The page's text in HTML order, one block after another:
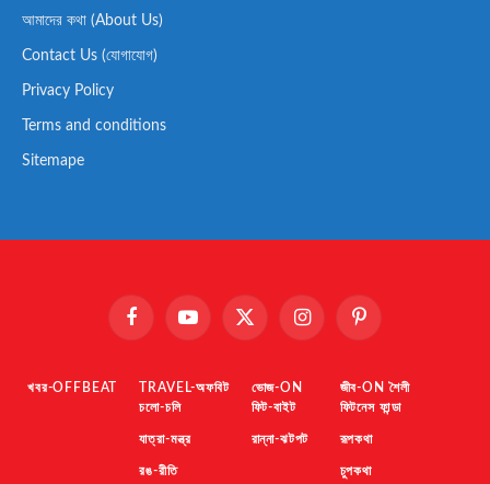
আমাদের কথা (About Us)
Contact Us (যোগাযোগ)
Privacy Policy
Terms and conditions
Sitemape
FacebookYouTube X
InstagramPinterest
খবর-OFFBEAT
TRAVEL-অফবিট
চলো-চলি
যাত্রা-মন্ত্র
রঙ-রীতি
ভোজ-ON
ফিট-বাইট
রান্না-ঝটপট
জীব-ON শৈলী
ফিটনেস ফান্ডা
রূপকথা
চুপকথা